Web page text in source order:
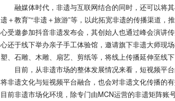
融媒体时代，非遗与互联网结合的同时，还可以将其
遗＋教育”“非遗＋旅游”等，以此拓宽非遗的传播渠道，
心受邀参加抖音非遗发布会，其创始人也通过峰会演讲
心还于线下举办亲子手工体验馆，邀请旗下非遗大师现
塑、石雕、木雕、扇艺、剪纸等，将线上传播延伸至线
目前，从非遗市场的整体发展情况来看，短视频平台
将非遗文化与短视频平台融合，也会对非遗文化传播的
目前非遗市场化环境，除专门由MCN运营的非遗矩阵账